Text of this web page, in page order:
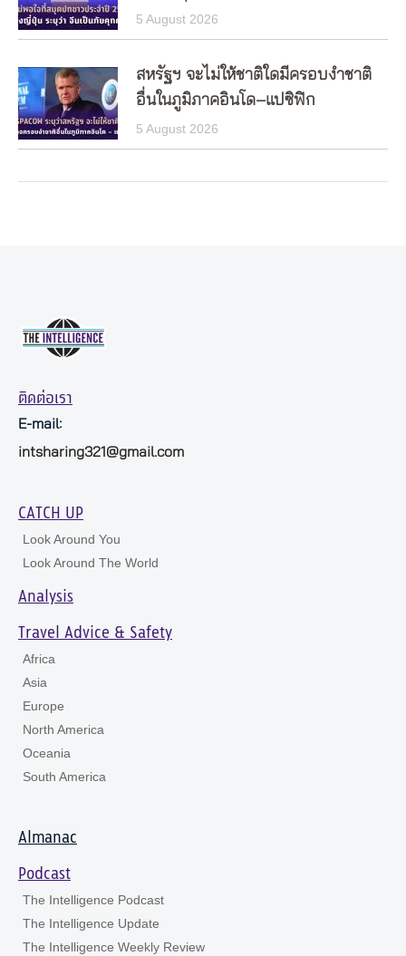
5 August 2026
สหรัฐฯ จะไม่ให้ชาติใดมีครอบงำชาติ
อื่นในภูมิภาคอินโด–แปซิฟิก
5 August 2026
ติดต่อเรา
E-mail:
intsharing321@gmail.com
CATCH UP
Look Around You
Look Around The World
Analysis
Travel Advice & Safety
Africa
Asia
Europe
North America
Oceania
South America
Almanac
Podcast
The Intelligence Podcast
The Intelligence Update
The Intelligence Weekly Review